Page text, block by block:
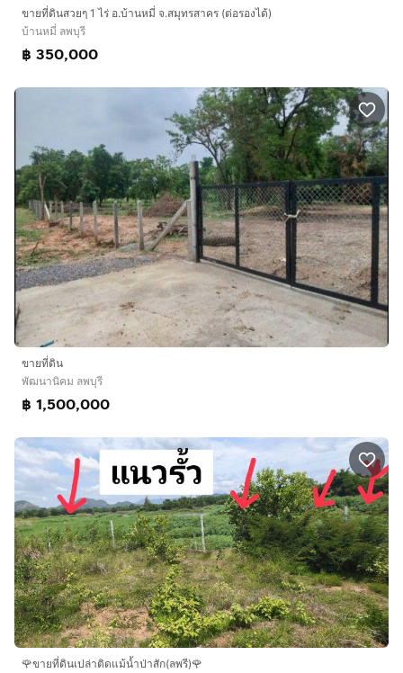
ขายที่ดินสวยๆ 1 ไร่ อ.บ้านหมี่ จ.สมุทรสาคร (ต่อรองได้)
บ้านหมี่ ลพบุรี
฿ 350,000
ขายที่ดิน
พัฒนานิคม ลพบุรี
฿ 1,500,000
🌹ขายที่ดินเปล่าติดแม้น้ำป่าสัก(ลพรี)🌹